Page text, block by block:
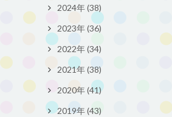
2024年 (38)
2023年 (36)
2022年 (34)
2021年 (38)
2020年 (41)
2019年 (43)